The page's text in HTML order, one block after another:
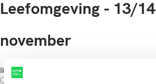
Leefomgeving - 13/14
november
Ik bezoek de info sessie op